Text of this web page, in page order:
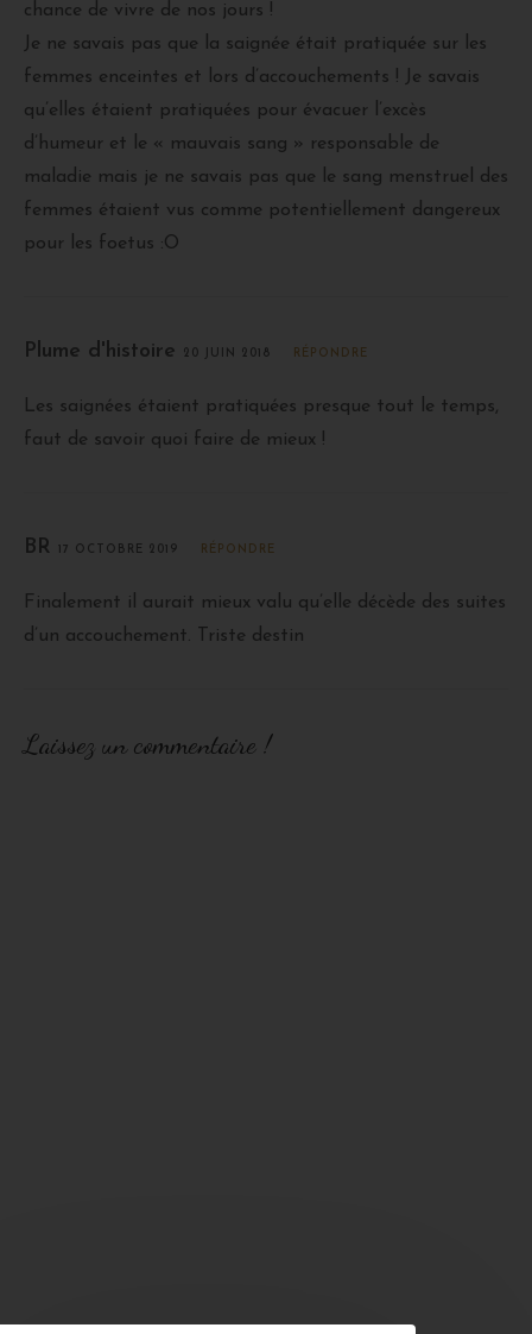
chance de vivre de nos jours !
Je ne savais pas que la saignée était pratiquée sur les
femmes enceintes et lors d’accouchements ! Je savais
qu’elles étaient pratiquées pour évacuer l’excès
d’humeur et le « mauvais sang » responsable de
maladie mais je ne savais pas que le sang menstruel des
femmes étaient vus comme potentiellement dangereux
pour les foetus :O
Plume d'histoire 20 JUIN 2018 RÉPONDRE
Les saignées étaient pratiquées presque tout le temps,
faut de savoir quoi faire de mieux !
BR 17 OCTOBRE 2019 RÉPONDRE
Finalement il aurait mieux valu qu’elle décède des suites
d’un accouchement. Triste destin
Laissez un commentaire !